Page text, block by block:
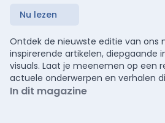
Nu lezen
Ontdek de nieuwste editie van ons
inspirerende artikelen, diepgaande
visuals. Laat je meenemen op een
actuele onderwerpen en verhalen
In dit magazine